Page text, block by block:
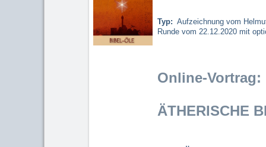
Typ: Aufzeichnung vom
Runde vom 22.12.2020 mit
Online-Vortrag:
ÄTHERISCHE